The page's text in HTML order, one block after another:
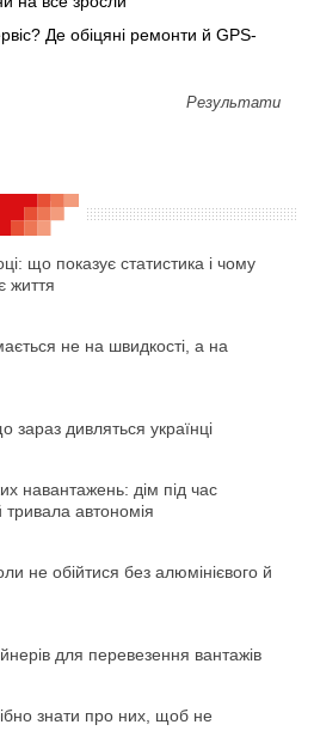
Де обіцяні ремонти й GPS-
Результати
що показує статистика і чому
життя
не на швидкості, а на
дивляться українці
навантажень: дім під час
тривала автономія
не обійтися без алюмінієвого й
для перевезення вантажів
знати про них, щоб не